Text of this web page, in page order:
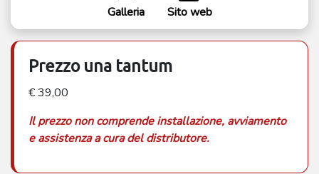
Galleria Sito web
Prezzo una tantum
€ 39,00
Il prezzo non comprende installazione, avviamento
e assistenza a cura del distributore.